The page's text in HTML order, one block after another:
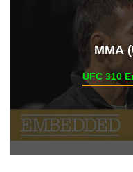
ММА
UFC 310